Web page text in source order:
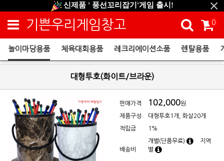
신제품 ' 풍선꼬리잡기'게임 출시!
신규회원 HAPPY EVENT 적립금 5,000원 증정
❤ 신제품 ' 컬링&볼링 ' 출시! ❤
기쁜우리게임창고 0
놀이마당용품 체육대회용품 레크리에이션소품 렌탈용품
대형투호(화이트/브라운)
판매가격 102,000원
제품구성 대형투호1개, 화살20개
적립금 1%
배송비
개별(단품무료)
지역
별